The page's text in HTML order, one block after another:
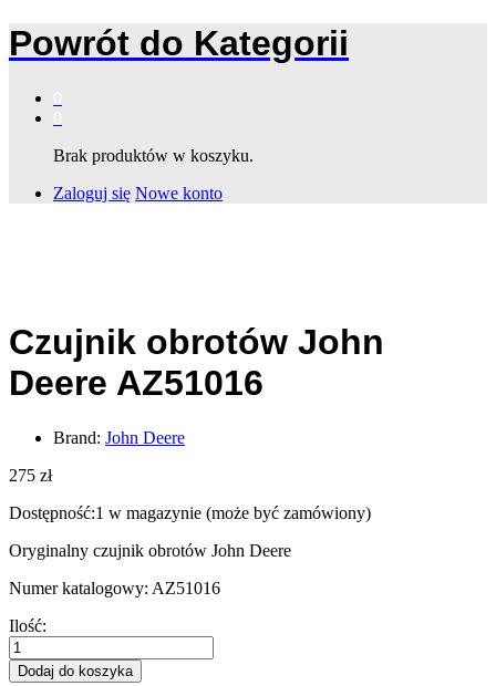
Powrót do Kategorii
Brak produktów w koszyku.
Zaloguj się Nowe konto
Czujnik obrotów John
Deere AZ51016
Brand: John Deere
275 zł
Dostępność:1 w magazynie (może być zamówiony)
Oryginalny czujnik obrotów John Deere
Numer katalogowy: AZ51016
Czujnik
obrotów
John
Ilość:
Dodaj do koszyka